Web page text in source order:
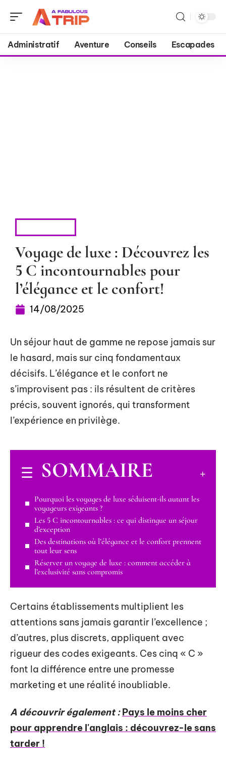
Administratif Aventure Conseils Escapades
Voyage de luxe : Découvrez les
5 C incontournables pour
l’élégance et le confort!
14/08/2025
Un séjour haut de gamme ne repose jamais sur
le hasard, mais sur cinq fondamentaux
décisifs. L’élégance et le confort ne
s’improvisent pas : ils résultent de critères
précis, souvent ignorés, qui transforment
l’expérience en privilège.
SOMMAIRE
Pourquoi les voyages de luxe séduisent-ils autant les
voyageurs exigeants ?
Les 5 C incontournables : ce qui distingue un séjour
d’exception
Des destinations où l’élégance et le confort prennent
tout leur sens
Réserver un voyage de luxe : comment accéder à
l’exclusivité sans compromis
Certains établissements multiplient les
attentions sans jamais garantir l’excellence ;
d’autres, plus discrets, appliquent avec
rigueur des codes exigeants. Ces cinq « C »
font la différence entre une promesse
marketing et une réalité inoubliable.
A découvrir également : Pays le moins cher
pour apprendre l'anglais : découvrez-le sans
tarder !